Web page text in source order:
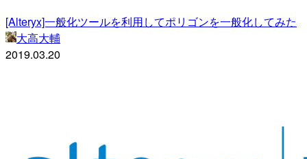
[Alteryx]一般化ツールを利用してポリゴンを一般化してみた
大高大輔
2019.03.20